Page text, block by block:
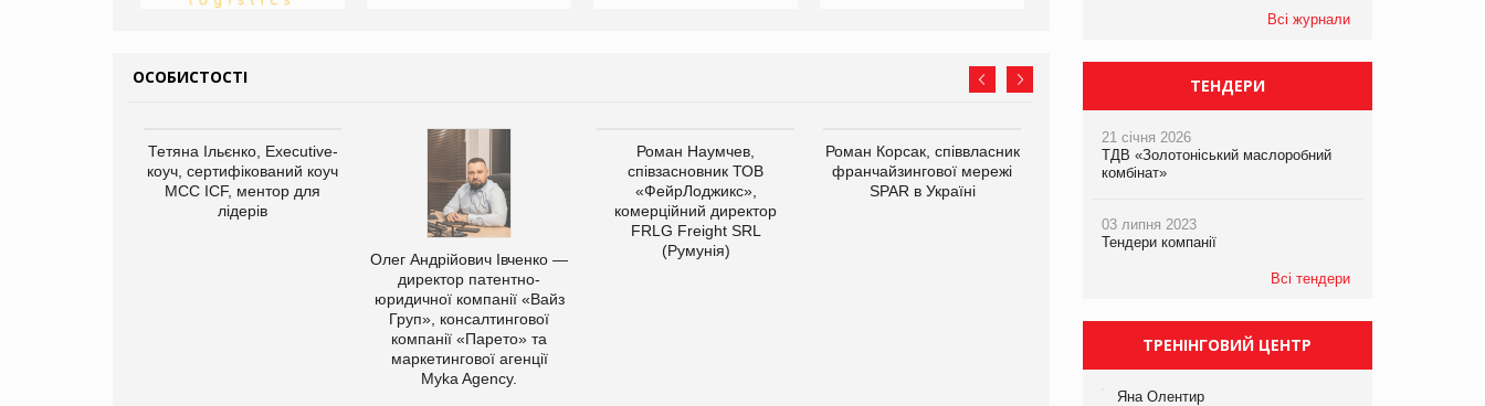
ОСОБИСТОСТІ
Тетяна Ільєнко, Executive-
коуч, сертифікований коуч
МСС ICF, ментор для
лідерів
Олег Андрійович Івченко —
директор патентно-
юридичної компанії «Вайз
Груп», консалтингової
компанії «Парето» та
маркетингової агенції
Myka Agency.
Роман Наумчев,
співзасновник ТОВ
«ФейрЛоджикс»,
комерційний директор
FRLG Freight SRL
(Румунія)
Роман Корсак, співвласник
франчайзингової мережі
SPAR в Україні
Олексій Логачов-Михайлов
Файно маркет Директор
Яна Сараніна, директор
Всі журнали
ТЕНДЕРИ
21 січня 2026
ТДВ «Золотоніський маслоробний
комбінат»
03 липня 2023
Тендери компанії
Всі тендери
ТРЕНІНГОВИЙ ЦЕНТР
Яна Олентир